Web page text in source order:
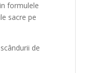
formulele
sacre pe
de